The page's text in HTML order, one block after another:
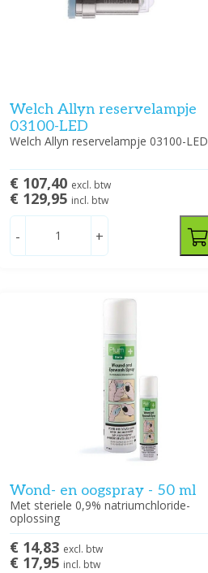
Welch Allyn reservelampje
03100-LED
Welch Allyn reservelampje 03100-LED
€ 107,40 excl. btw
€ 129,95 incl. btw
- +
Wond- en oogspray - 50 ml
Met steriele 0,9% natriumchloride-
oplossing
€ 14,83 excl. btw
€ 17,95 incl. btw